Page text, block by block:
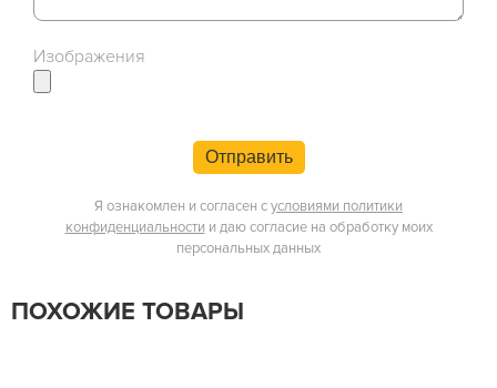
Изображения
Отправить
Я ознакомлен и согласен сусловиями политики
конфиденциальности и даю согласие на обработку моих
персональных данных
ПОХОЖИЕ ТОВАРЫ